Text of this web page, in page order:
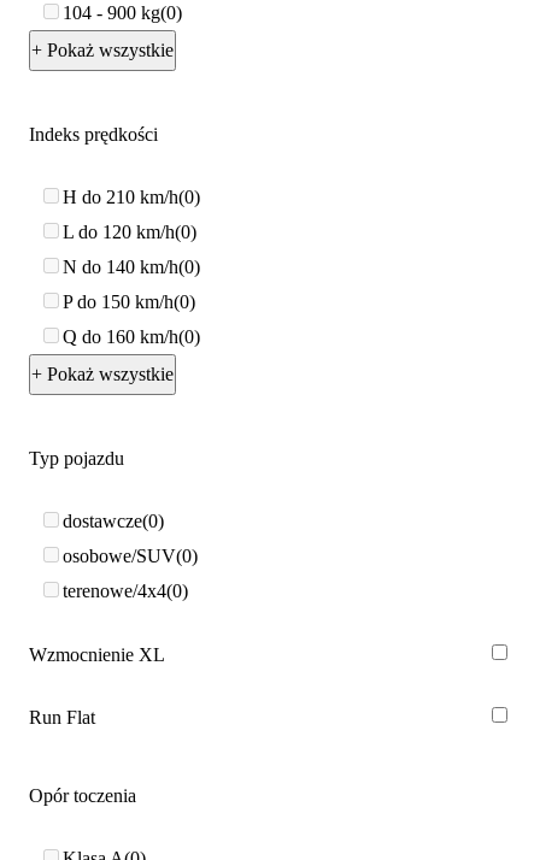
104 - 900 kg 0
+ Pokaż wszystkie
Indeks prędkości
H do 210 km/h 0
L do 120 km/h 0
N do 140 km/h 0
P do 150 km/h 0
Q do 160 km/h 0
+ Pokaż wszystkie
Typ pojazdu
dostawcze 0
osobowe/SUV 0
terenowe/4x4 0
Wzmocnienie XL
Run Flat
Opór toczenia